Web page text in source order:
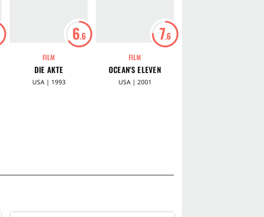
6.6
FILM
DIE AKTE
USA | 1993
7.6
FILM
OCEAN'S ELEVEN
USA | 2001